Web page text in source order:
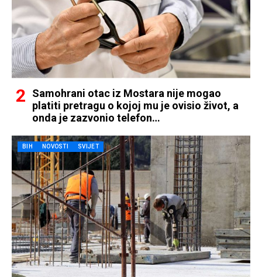
Samohrani otac iz Mostara nije mogao
platiti pretragu o kojoj mu je ovisio život, a
onda je zazvonio telefon…
BIH NOVOSTI SVIJET